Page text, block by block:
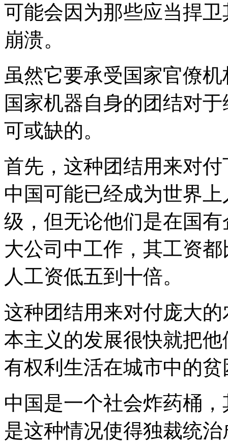
可能会因为那些应当捍
崩溃。
虽然它要承受国家官僚
国家机器自身的团结对
可或缺的。
首先，这种团结用来对
中国可能已经成为世界
级，但无论他们是在国
大公司中工作，其工资
人工资低五到十倍。
这种团结用来对付庞大
本主义的发展很快就把
有权利生活在城市中的
中国是一个社会炸药桶
是这种情况使得独裁统